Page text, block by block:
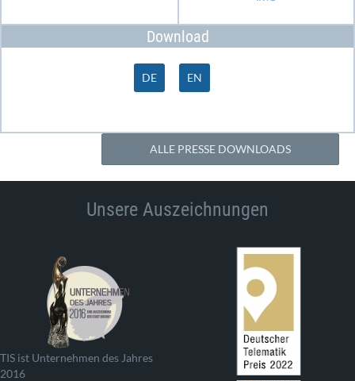
Download
DE EN
ALLE PRESSE DOWNLOADS
Unsere Auszeichnungen
TIS ist Unternehmen des Jahres
2016